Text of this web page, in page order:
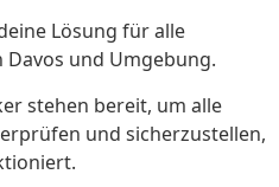
Lösung für alle
und Umgebung.
stehen bereit, um alle
und sicherzustellen,